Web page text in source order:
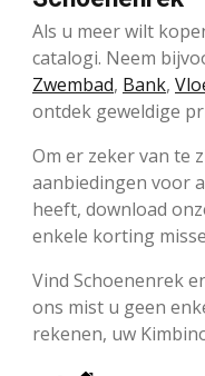
Als u meer wilt
catalogi. Neem
Zwembad, Bank,
ontdek geweldige
Om er zeker van te
aanbiedingen voor
heeft, download
enkele korting
Vind Schoenenrek
ons mist u geen
rekenen, uw